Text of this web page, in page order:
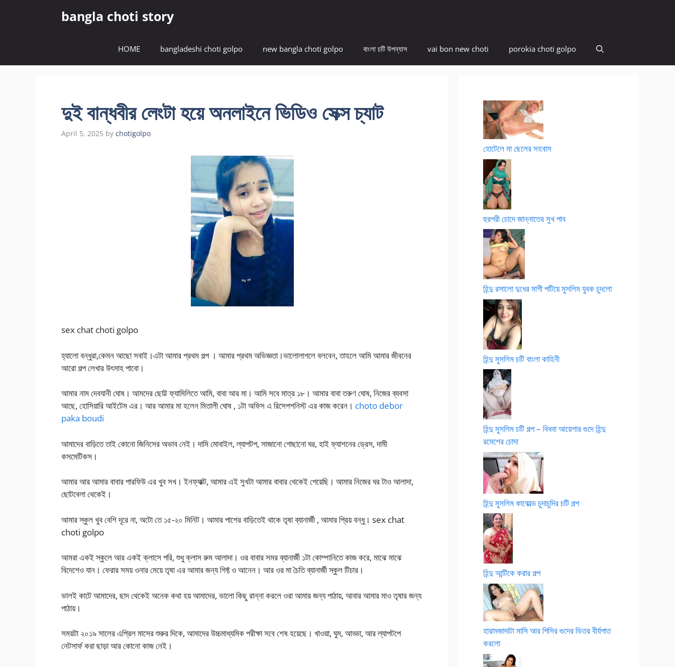
bangla choti story
HOME bangladeshi choti golpo new bangla choti golpo বাংলা চটি উপন্যাস vai bon new choti porokia choti golpo
দুই বান্ধবীর লেংটা হয়ে অনলাইনে ভিডিও সেক্স চ্যাট
April 5, 2025 by chotigolpo
sex chat choti golpo
হ্যালো বন্ধুরা,কেমন আছো সবাই।এটা আমার প্রথম গল্প । আমার প্রথম অভিজ্ঞতা।ভালোলাগলে বলবেন, তাহলে আমি আমার জীবনের
আরো গল্প লেখার উৎসাহ পাবো।
আমার নাম দেবযানী ঘোষ। আমদের ছোট্ট ফ্যামিলিতে আমি, বাবা আর মা। আমি সবে মাত্র ১৮। আমার বাবা তরুণ ঘোষ, নিজের ব্যবসা
আছে, হোসিয়ারি আইটেম এর। আর আমার মা হলেন মিতালী ঘোষ , ১টা অফিস এ রিসেপশনিস্ট এর কাজ করেন। choto debor
paka boudi
আমাদের বাড়িতে তাই কোনো জিনিসের অভাব নেই। দামি মোবাইল, ল্যাপটপ, সাজানো গোছানো ঘর, হাই ফ্যাশনের ড্রেস, দামী
কসমেটিকস।
আমার আর আমার বাবার পারফিউ এর খুব সখ। ইনফ্যাক্ট, আমার এই সুখটা আমার বাবার থেকেই পেয়েছি। আমার নিজের ঘর টাও আলাদা,
ছোটবেলা থেকেই।
আমার স্কুল খুব বেশি দূরে না, অটো তে ১৫-২০ মিনিট। আমার পাশের বাড়িতেই থাকে তৃষা ব্যানার্জী , আমার প্রিয় বন্ধু। sex chat
choti golpo
আমরা একই স্কুলে আর একই ক্লাসে পরি, শুধু ক্লাস রুম আলাদা। ওর বাবার সমর ব্যানার্জী ১টা কোম্পানিতে কাজ করে, মাঝে মাঝে
বিদেশেও যান। ফেরার সময় ওনার মেয়ে তৃষা এর আমার জন্য গিফ্ট ও আনেন। আর ওর মা চৈতি ব্যানার্জী স্কুল টিচার।
ভালই কাটে আমাদের, ছাদ থেকেই অনেক কথা হয় আমাদের, ভালো কিছু রান্না করলে ওরা আমার জন্য পাঠায়, আবার আমার মাও তৃষার জন্য
পাঠায়।
সময়টা ২০১৯ সালের এপ্রিল মাসের শুরুর দিকে, আমাদের উচ্চমাধ্যমিক পরীক্ষা সবে শেষ হয়েছে। খাওয়া, ঘুম, আড্ডা, আর ল্যাপটপে
নেটসার্ফ করা ছাড়া আর কোনো কাজ নেই।
হোটেলে মা ছেলের সহবাস
হুরপরী চোদে জান্নাতের সুখ পাব
হিন্দু রসালো দুধের মাগী পটিয়ে মুসলিম যুবক চুদলো
হিন্দু মুসলিম চটি বাংলা কাহিনী
হিন্দু মুসলিম চটি গল্প – বিধবা আয়েশার গুদে হিন্দু
রমেশের চোদা
হিন্দু মুসলিম কাকোল্ড চুদাচুদির চটি গল্প
হিন্দু আন্টিকে করার গল্প
হারামজাদাটা মাসি আর পিসির গুদের ভিতর বীর্যপাত
করলো